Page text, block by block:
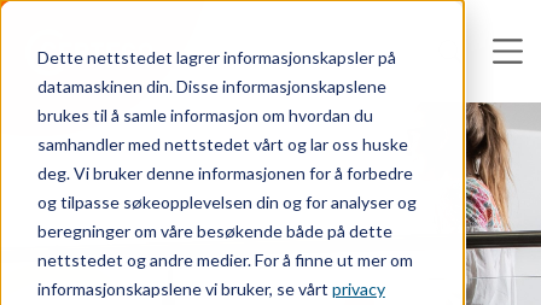
Dette nettstedet lagrer informasjonskapsler på
datamaskinen din. Disse informasjonskapslene
brukes til å samle informasjon om hvordan du
samhandler med nettstedet vårt og lar oss huske
deg. Vi bruker denne informasjonen for å forbedre
og tilpasse søkeopplevelsen din og for analyser og
beregninger om våre besøkende både på dette
nettstedet og andre medier. For å finne ut mer om
informasjonskapslene vi bruker, se vårt privacy